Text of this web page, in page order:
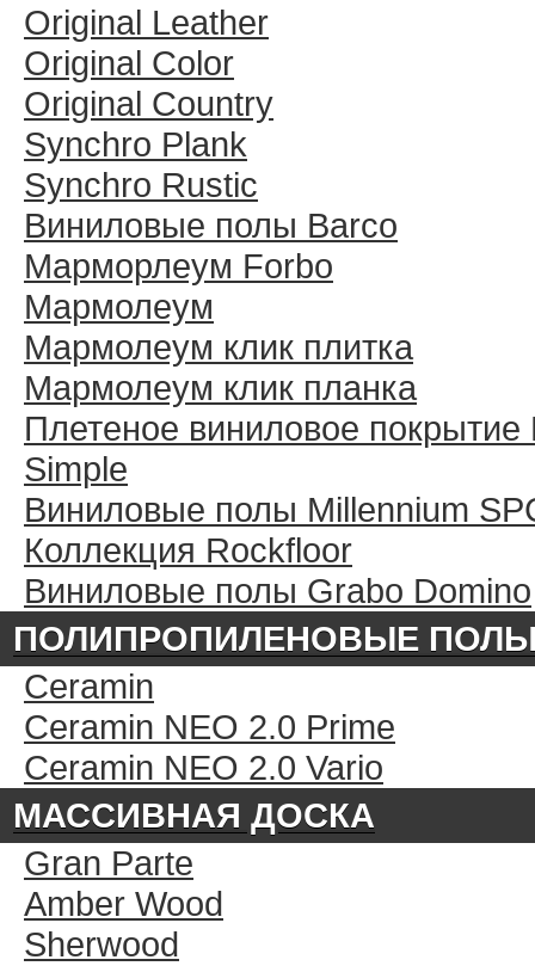
Original Leather
Original Color
Original Country
Synchro Plank
Synchro Rustic
Виниловые полы Barco
Марморлеум Forbo
Мармолеум
Мармолеум клик плитка
Мармолеум клик планка
Плетеное виниловое покрытие
Simple
Виниловые полы Millennium
Коллекция Rockfloor
Виниловые полы Grabo Domino
ПОЛИПРОПИЛЕНОВЫЕ
Ceramin
Ceramin NEO 2.0 Prime
Ceramin NEO 2.0 Vario
МАССИВНАЯ ДОСКА
Gran Parte
Amber Wood
Sherwood